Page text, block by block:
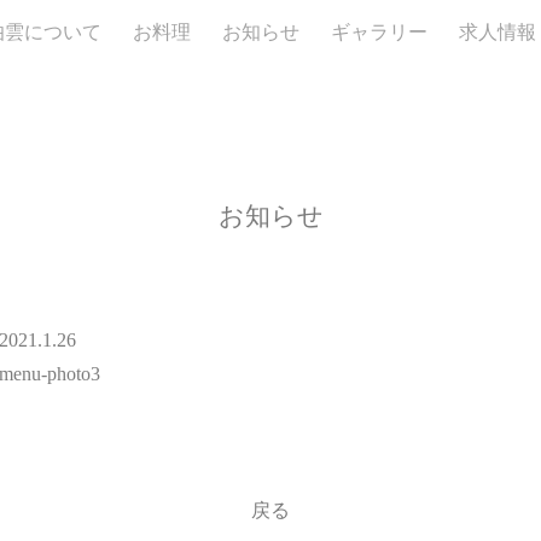
雲について お料理 お知らせ ギャラリー 求人情報
お知らせ
2021.1.26
menu-photo3
戻る